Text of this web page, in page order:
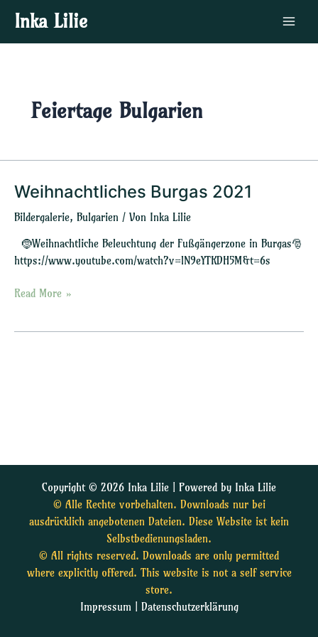
Inhalt
springen
Inka Lilie
Main
Menu
Feiertage Bulgarien
Weihnachtliches Burgas 2021
Bildergalerie, Bulgarien / Von Inka Lilie
🤶Weihnachtliche Beleuchtung der Fußgängerzone in Burgas🎅
https://www.youtube.com/watch?v=lN9eYTKDH5M&t=6s
Weihnachtliches
2021
Read More »
Copyright © 2026 Inka Lilie | Powered by Inka Lilie
© Alle Rechte vorbehalten. Downloads nur bei
ausdrücklich angebotenen Dateien. Diese Website ist kein
Selbstbedienungsladen.
© All rights reserved. Downloads are only permitted
where explicitly offered. This website is not a self service
store.
Impressum| Datenschutzerklärung